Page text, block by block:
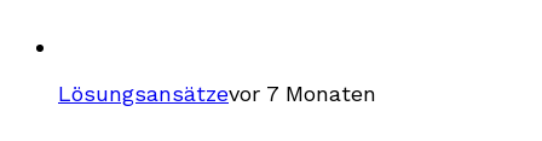
Lösungsansätzevor 7 Monaten